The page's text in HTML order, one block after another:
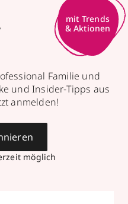
Familie und
und Insider-Tipps aus
anmelden!
möglich